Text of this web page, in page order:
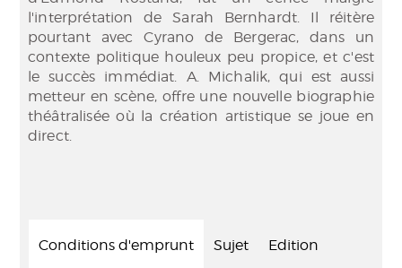
l'interprétation de Sarah Bernhardt. Il réitère
pourtant avec Cyrano de Bergerac, dans un
contexte politique houleux peu propice, et c'est
le succès immédiat. A. Michalik, qui est aussi
metteur en scène, offre une nouvelle biographie
théâtralisée où la création artistique se joue en
direct.
Conditions d'emprunt Sujet Edition